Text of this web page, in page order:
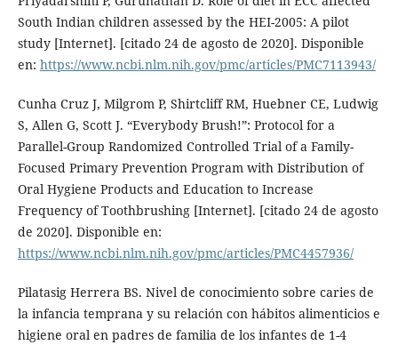
South Indian children assessed by the HEI-2005: A pilot
study [Internet]. [citado 24 de agosto de 2020]. Disponible
en: https://www.ncbi.nlm.nih.gov/pmc/articles/PMC7113943/
Cunha Cruz J, Milgrom P, Shirtcliff RM, Huebner CE, Ludwig
S, Allen G, Scott J. “Everybody Brush!”: Protocol for a
Parallel-Group Randomized Controlled Trial of a Family-
Focused Primary Prevention Program with Distribution of
Oral Hygiene Products and Education to Increase
Frequency of Toothbrushing [Internet]. [citado 24 de agosto
de 2020]. Disponible en:
https://www.ncbi.nlm.nih.gov/pmc/articles/PMC4457936/
Pilatasig Herrera BS. Nivel de conocimiento sobre caries de
la infancia temprana y su relación con hábitos alimenticios e
higiene oral en padres de familia de los infantes de 1-4